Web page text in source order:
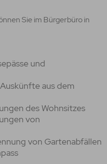
Sie im Bürgerbüro in
und
aus dem
des Wohnsitzes
von
von Gartenabfällen